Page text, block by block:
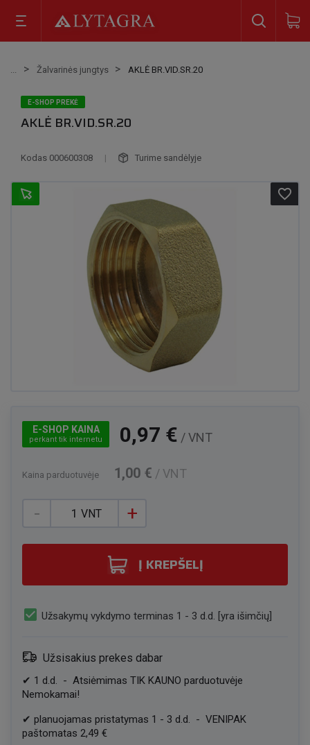
Žalvarinės jungtys AKLĖ BR.VID.SR.20
E-SHOP PREKĖ
AKLĖ BR.VID.SR.20
Kodas 000600308 | Turime sandėlyje
favorite_border
E-SHOP KAINA
perkant tik internetu 0,97 € / VNT
Kaina parduotuvėje 1,00 € / VNT
- +
VNT
Į KREPŠELĮ
check_box Užsakymų vykdymo terminas 1 - 3 d.d. [yra išimčių]
Užsisakius prekes dabar
✔ 1 d.d. - Atsiėmimas TIK KAUNO parduotuvėje
Nemokamai!
✔ planuojamas pristatymas 1 - 3 d.d. - VENIPAK
paštomatas 2,49 €